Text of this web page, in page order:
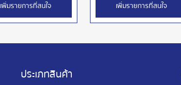
เพิ่มรายการที่สนใจ เพิ่มรายการที่สนใจ
ประเภทสินค้า